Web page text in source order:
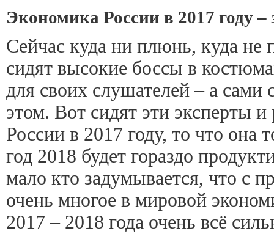
Экономика России в 2017 году –
Сейчас куда ни плюнь, куда не
сидят высокие боссы в
для своих слушателей – а сами
этом. Вот сидят эти эксперты
России в 2017 году, то что она
год 2018 будет гораздо
мало кто задумывается, что с
очень многое в мировой
2017 – 2018 года очень всё